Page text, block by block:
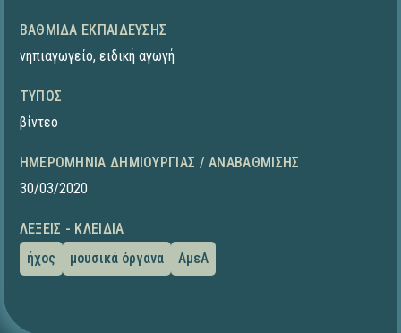
ΒΑΘΜΊΔΑ ΕΚΠΑΊΔΕΥΣΗΣ
νηπιαγωγείο, ειδική αγωγή
ΤΎΠΟΣ
βίντεο
ΗΜΕΡΟΜΗΝΊΑ ΔΗΜΙΟΥΡΓΊΑΣ / ΑΝΑΒΆΘΜΙΣΗΣ
30/03/2020
ΛΈΞΕΙΣ - ΚΛΕΙΔΙΆ
ήχος
μουσικά όργανα ΑμεΑ